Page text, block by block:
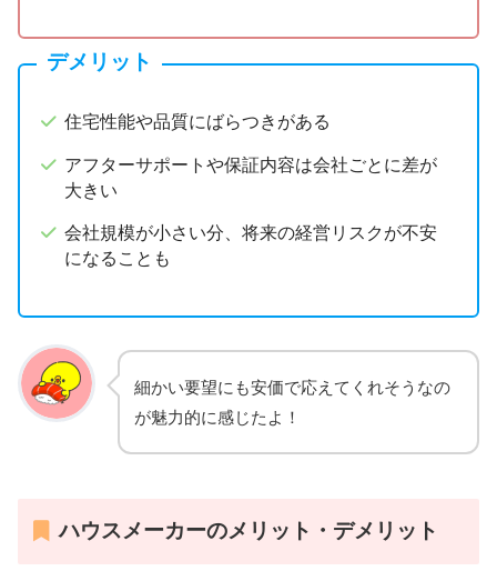
デメリット
住宅性能や品質にばらつきがある
アフターサポートや保証内容は会社ごとに差が
大きい
会社規模が小さい分、将来の経営リスクが不安
になることも
細かい要望にも安価で応えてくれそうなの
が魅力的に感じたよ！
ハウスメーカーのメリット・デメリット